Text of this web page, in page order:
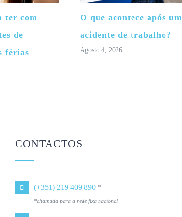
ter com
de
férias
O que acontece após um
acidente de trabalho?
Agosto 4, 2026
CONTACTOS
(+351) 219 409 890*
*chamada para a rede fixa nacional